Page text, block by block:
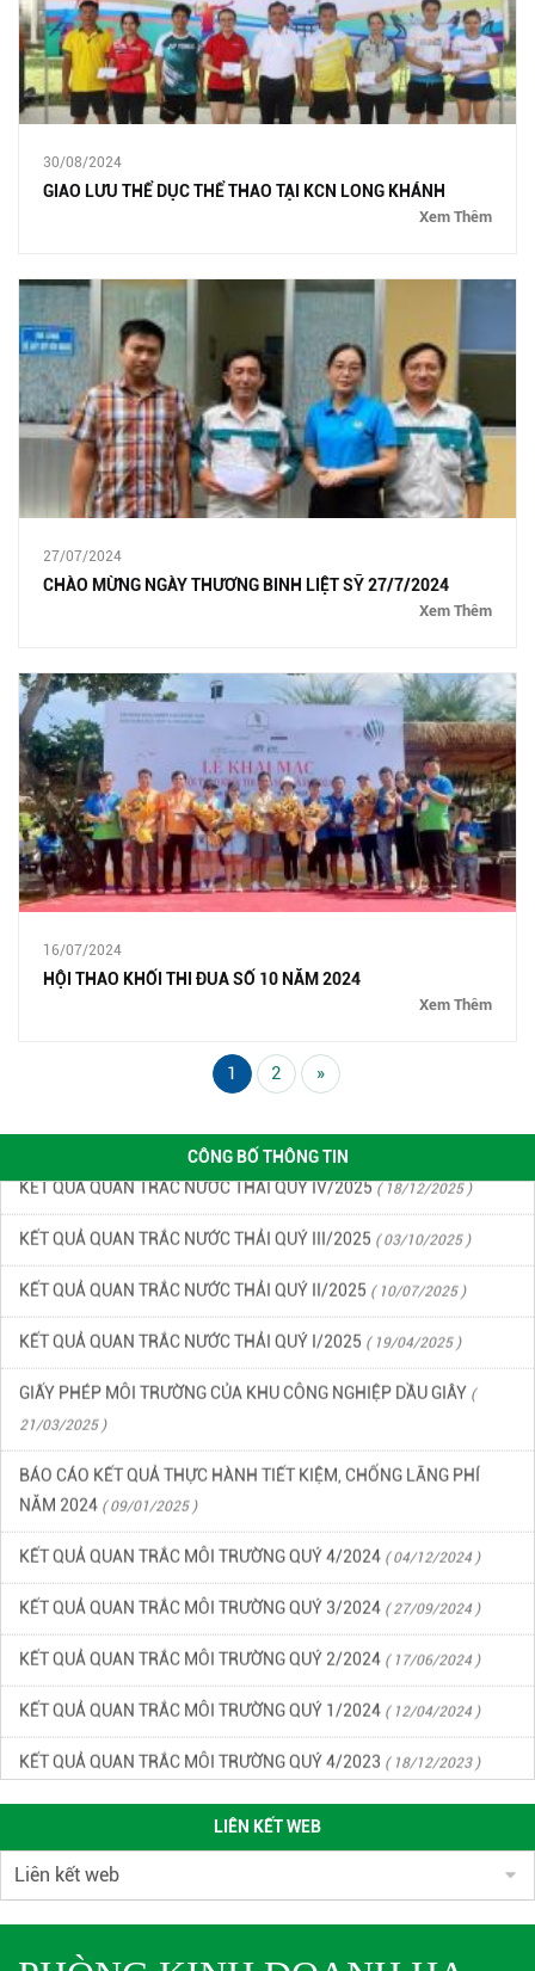
30/08/2024
GIAO LƯU THỂ DỤC THỂ THAO TẠI KCN LONG KHÁNH
Xem Thêm
27/07/2024
CHÀO MỪNG NGÀY THƯƠNG BINH LIỆT SỸ 27/7/2024
Xem Thêm
16/07/2024
HỘI THAO KHỐI THI ĐUA SỐ 10 NĂM 2024
Xem Thêm
1 2 »
CÔNG BỐ THÔNG TIN
( 15/06/2026
KẾT QUẢ QUAN TRẮC MÔI TRƯỜNG QUÝ 1 NĂM 2026
KẾT QUẢ QUAN TRẮC NƯỚC THẢI QUÝ IV/2025
KẾT QUẢ QUAN TRẮC NƯỚC THẢI QUÝ III/2025 ( 03/10/2025 )
KẾT QUẢ QUAN TRẮC NƯỚC THẢI QUÝ II/2025 ( 10/07/2025 )
KẾT QUẢ QUAN TRẮC NƯỚC THẢI QUÝ I/2025 ( 19/04/2025 )
GIẤY PHÉP MÔI TRƯỜNG CỦA KHU CÔNG NGHIỆP DẦU GIÂY (
21/03/2025 )
BÁO CÁO KẾT QUẢ THỰC HÀNH TIẾT KIỆM, CHỐNG LÃNG PHÍ
NĂM 2024 ( 09/01/2025 )
KẾT QUẢ QUAN TRẮC MÔI TRƯỜNG QUÝ 4/2024 ( 04/12/2024 )
KẾT QUẢ QUAN TRẮC MÔI TRƯỜNG QUÝ 3/2024 ( 27/09/2024 )
KẾT QUẢ QUAN TRẮC MÔI TRƯỜNG QUÝ 2/2024 ( 17/06/2024 )
KẾT QUẢ QUAN TRẮC MÔI TRƯỜNG QUÝ 1/2024 ( 12/04/2024 )
KẾT QUẢ QUAN TRẮC MÔI TRƯỜNG QUÝ 4/2023 ( 18/12/2023 )
KẾT QUẢ CHẤT LƯỢNG MÔI TRƯỜNG KCN DẦU GIÂY QUÝ 2/2023
(
27/06/2023 )
KẾ HOẠCH ỨNG PHÓ SỰ CỐ CHẤT THẢI KCN DẦU GIÂY
LIÊN KẾT WEB